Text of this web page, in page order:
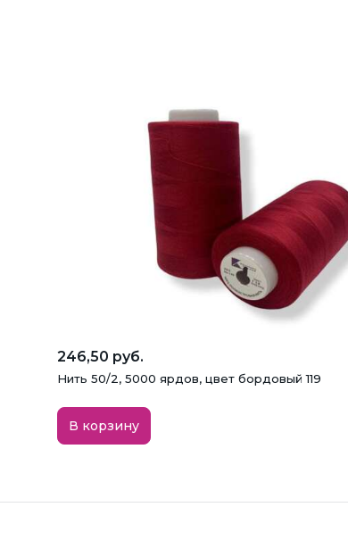
246,50 руб.
Нить 50/2, 5000 ярдов, цвет бордовый 119
В корзину